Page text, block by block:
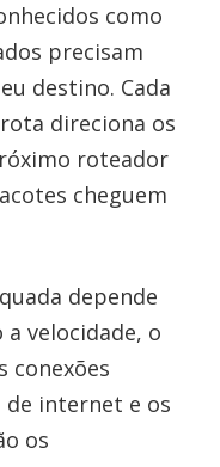
como
precisam
destino. Cada
direciona os
roteador
cheguem
depende
velocidade, o
conexões
de internet e os
os